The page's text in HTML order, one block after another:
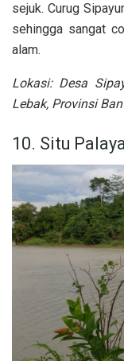
sejuk. Curug
sehingga sangat
alam.
Lokasi: Desa
Lebak, Provinsi
10. Situ